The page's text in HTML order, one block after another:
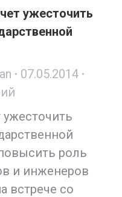
ужесточить
07.05.2014
роль
и инженеров
встрече со